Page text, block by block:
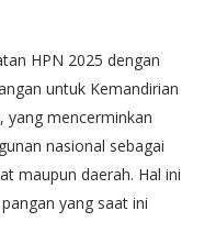
HPN 2025 dengan
untuk Kemandirian
yang mencerminkan
nasional sebagai
maupun daerah. Hal ini
yang saat ini